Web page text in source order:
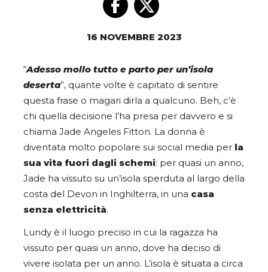
16 NOVEMBRE 2023
“Adesso mollo tutto e parto per un’isola
deserta”, quante volte è capitato di sentire
questa frase o magari dirla a qualcuno. Beh, c’è
chi quella decisione l’ha presa per davvero e si
chiama Jade Angeles Fitton. La donna è
diventata molto popolare sui social media per la
sua vita fuori dagli schemi: per quasi un anno,
Jade ha vissuto su un’isola sperduta al largo della
costa del Devon in Inghilterra, in una casa
senza elettricità.
Lundy è il luogo preciso in cui la ragazza ha
vissuto per quasi un anno, dove ha deciso di
vivere isolata per un anno. L’isola è situata a circa